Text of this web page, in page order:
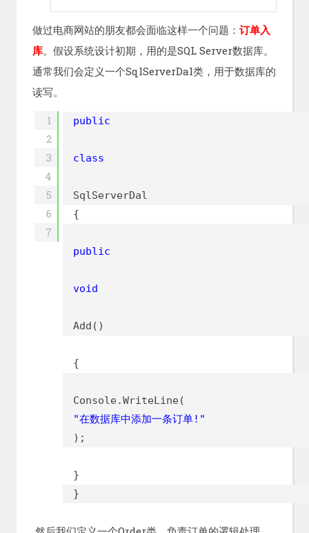
做过电商网站的朋友都会面临这样一个问题： 订单入
库。假设系统设计初期，用的是SQL Server数据库。
通常我们会定义一个SqlServerDal类，用于数据库的
读写。
1
2
3
4
5
6
7
public
class
SqlServerDal
{
public
void
Add()
{
Console.WriteLine(
"在数据库中添加一条订单!"
);
}
}